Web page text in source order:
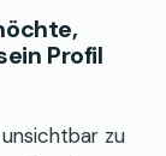
Profil
zu